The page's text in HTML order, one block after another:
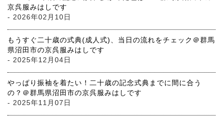
京呉服みはしです
- 2026年02月10日
もうすぐ二十歳の式典(成人式)、当日の流れをチェック＠群馬
県沼田市の京呉服みはしです
- 2025年12月04日
やっぱり振袖を着たい！二十歳の記念式典までに間に合う
の？＠群馬県沼田市の京呉服みはしです
- 2025年11月07日